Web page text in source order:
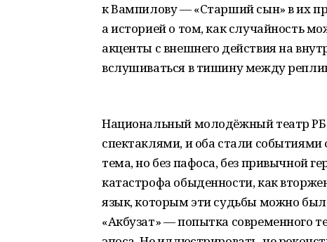
к Вампилову — «Старший сын» в их
а историей о том, как случайность
акценты с внешнего действия на
вслушиваться в тишину между
Национальный молодёжный театр
спектаклями, и оба стали
тема, но без пафоса, без привычной
катастрофа обыденности, как
язык, которым эти судьбы можно
«Акбузат» — попытка современного